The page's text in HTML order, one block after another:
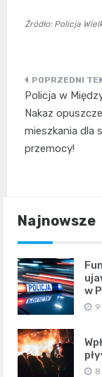
Źródło: Policja
wpisu
Policja w
Nakaz
mieszkania dla
przemocy!
Najnowsze
w